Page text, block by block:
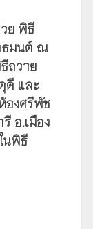
ย พิธี
ธมนต์ ณ
ถวาย
ดี และ
องศรีพัช
อ.เมือง
นพิธี